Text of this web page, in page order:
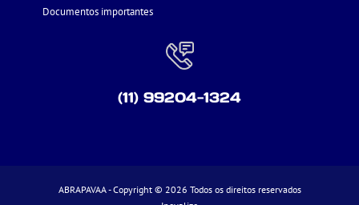
Documentos importantes
(11) 99204-1324
ABRAPAVAA - Copyright © 2026 Todos os direitos reservados